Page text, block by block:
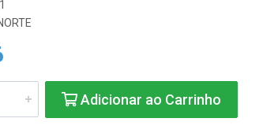
Adicionar ao Carrinho